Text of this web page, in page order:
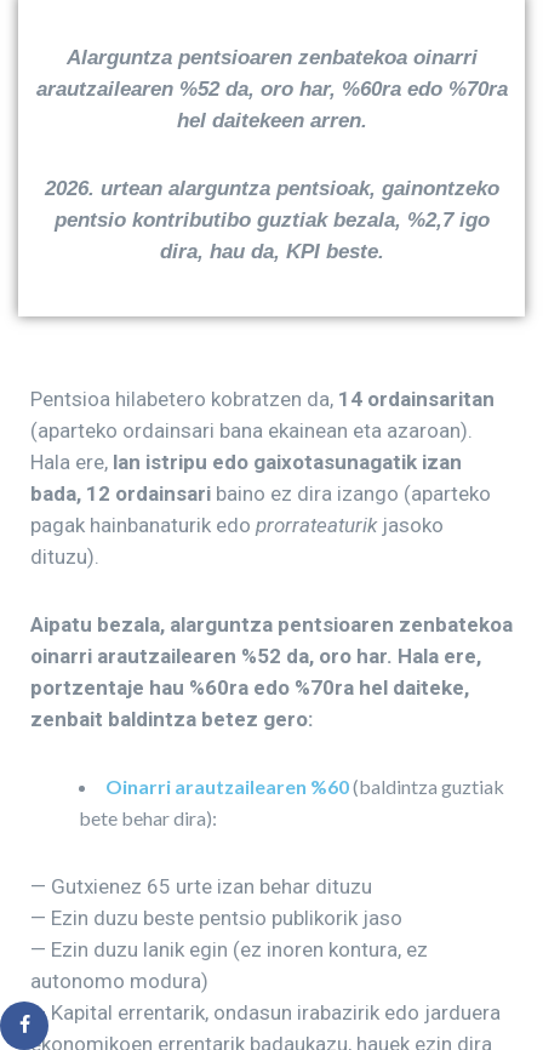
Alarguntza pentsioaren zenbatekoa oinarri
arautzailearen %52 da, oro har, %60ra edo %70ra
hel daitekeen arren.
2026. urtean alarguntza pentsioak, gainontzeko
pentsio kontributibo guztiak bezala, %2,7 igo
dira, hau da, KPI beste.
Pentsioa hilabetero kobratzen da, 14 ordainsaritan
(aparteko ordainsari bana ekainean eta azaroan).
Hala ere, lan istripu edo gaixotasunagatik izan
bada, 12 ordainsari baino ez dira izango (aparteko
pagak hainbanaturik edo prorrateaturikjasoko
dituzu).
Aipatu bezala, alarguntza pentsioaren zenbatekoa
oinarri arautzailearen %52 da, oro har. Hala ere,
portzentaje hau %60ra edo %70ra hel daiteke,
zenbait baldintza betez gero:
Oinarri arautzailearen %60(baldintza guztiak
bete behar dira):
— Gutxienez 65 urte izan behar dituzu
— Ezin duzu beste pentsio publikorik jaso
— Ezin duzu lanik egin (ez inoren kontura, ez
autonomo modura)
— Kapital errentarik, ondasun irabazirik edo jarduera
ekonomikoen errentarik badaukazu, hauek ezin dira